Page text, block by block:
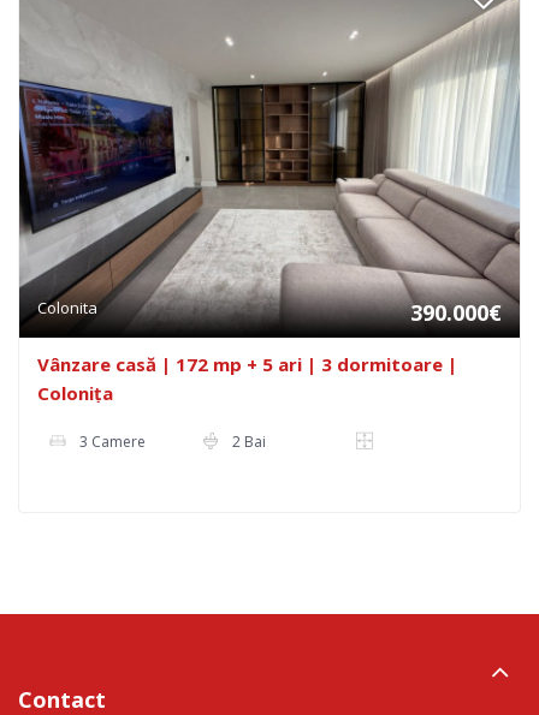
Colonita 390.000€
Vânzare casă | 172 mp + 5 ari | 3 dormitoare |
Colonița
3 Camere 2 Bai
Contact